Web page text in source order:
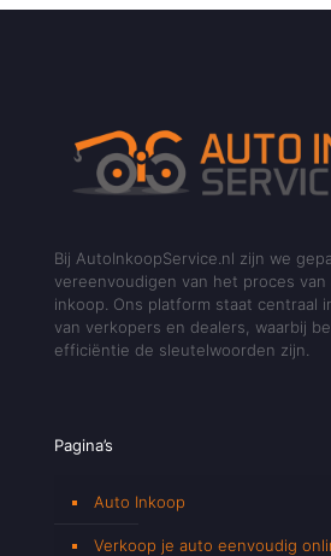
Bij AutoInkoopService.nl zijn we
vereenvoudigen van het proces
inkoop. Ons platform staat centraal
van verkopers en dealers, waarbij
efficiëntie de sleutelwoorden zijn.
Pagina’s
Auto Inkoop
Verkoop je auto eenvoudig